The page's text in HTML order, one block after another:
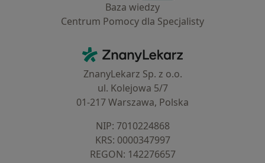
Baza wiedzy
Centrum Pomocy dla Specjalisty
ZnanyLekarz - Strona główna
ZnanyLekarz Sp. z o.o.
ul. Kolejowa 5/7
01-217 Warszawa, Polska
NIP: ⁠7010224868
KRS: ⁠0000347997
REGON: ⁠142276657